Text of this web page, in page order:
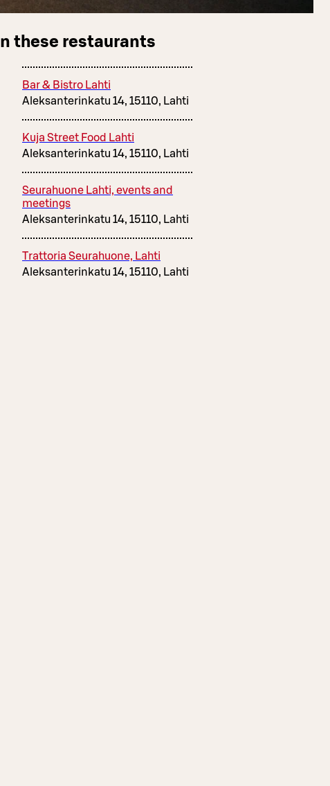
In these restaurants
Bar & Bistro Lahti
Aleksanterinkatu 14, 15110, Lahti
Kuja Street Food Lahti
Aleksanterinkatu 14, 15110, Lahti
Seurahuone Lahti, events and
meetings
Aleksanterinkatu 14, 15110, Lahti
Trattoria Seurahuone, Lahti
Aleksanterinkatu 14, 15110, Lahti